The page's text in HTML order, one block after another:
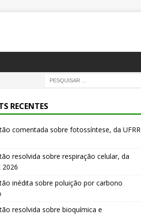
RECENTES
comentada sobre fotossíntese, da UFRR
resolvida sobre respiração celular, da
2026
inédita sobre poluição por carbono
resolvida sobre bioquímica e